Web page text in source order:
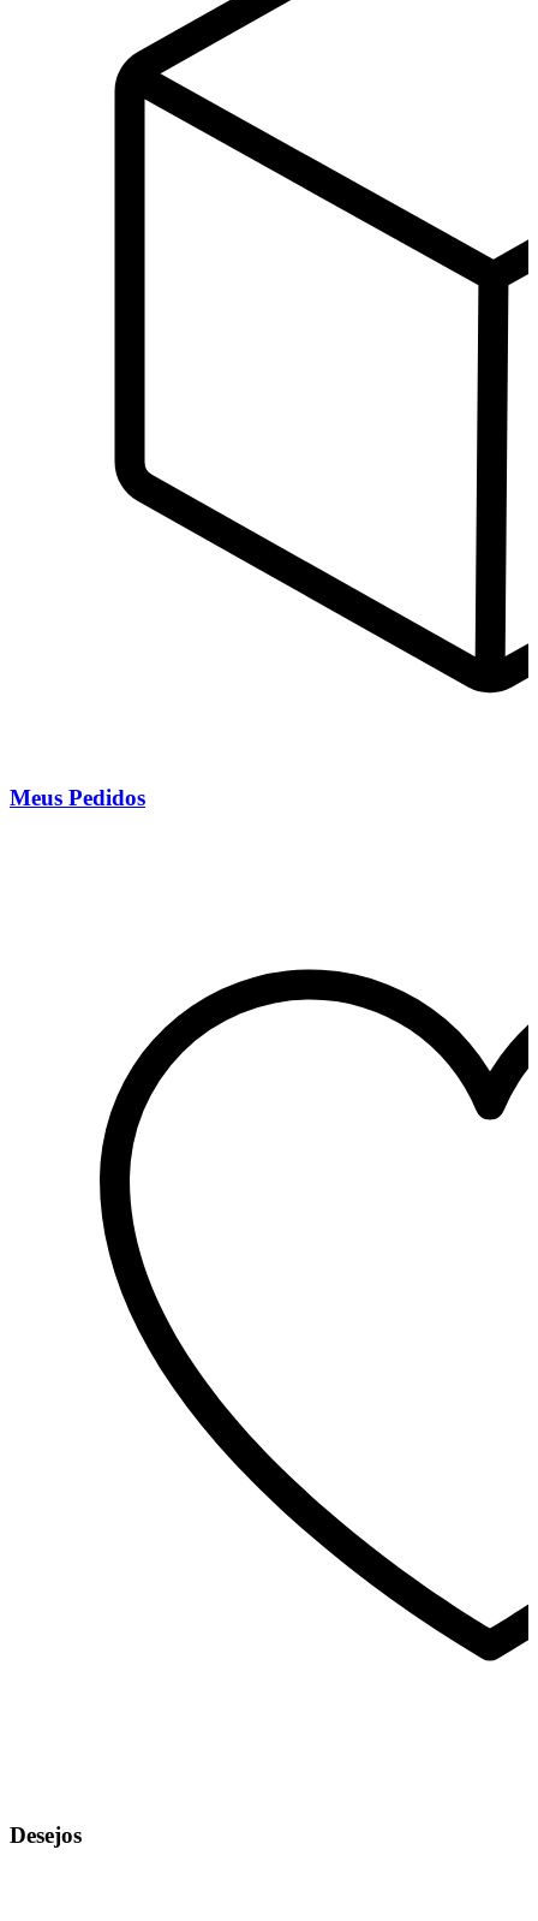
Meus Pedidos
Desejos